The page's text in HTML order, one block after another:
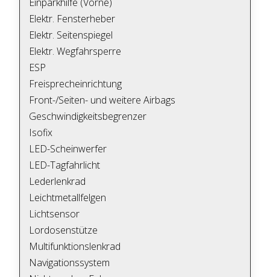
Elektr. Fensterheber
Elektr. Seitenspiegel
Elektr. Wegfahrsperre
ESP
Freisprecheinrichtung
Front-/Seiten- und weitere Airbags
Geschwindigkeitsbegrenzer
Isofix
LED-Scheinwerfer
LED-Tagfahrlicht
Lederlenkrad
Leichtmetallfelgen
Lichtsensor
Lordosenstütze
Multifunktionslenkrad
Navigationssystem